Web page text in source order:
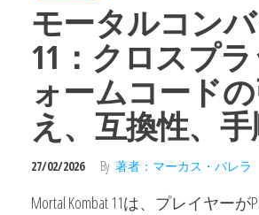
モータルコン
11：クロスプ
ォームコード
え、互換性、
27/02/2026 By 著者：マーカス・バレラ
Mortal Kombat 11は、プレイヤーが